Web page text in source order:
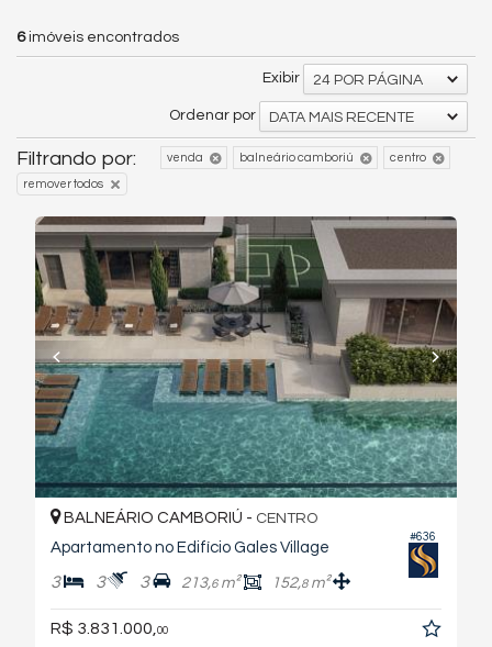
6imóveis encontrados
Exibir 24 POR PÁGINA
Ordenar por DATA MAIS RECENTE
Filtrando por: venda balneário camboriú centro
remover todos
#636
BALNEÁRIO CAMBORIÚ - CENTRO
Apartamento no Edifício Gales Village
3 3 3 213,6m² 152,8m²
R$ 3.831.000, 00